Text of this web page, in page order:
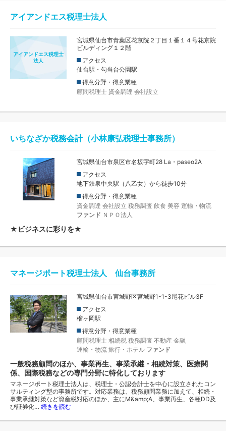
アイアンドエス税理士法人
アイアンドエス税理士
法人
宮城県仙台市青葉区花京院２丁目１番１４号花京院
ビルディング１２階
アクセス
仙台駅・勾当台公園駅
得意分野・得意業種
顧問税理士 資金調達 会社設立
いちなざか税務会計（小林康弘税理士事務所）
宮城県仙台市泉区市名坂字町28 La・paseo2A
アクセス
地下鉄泉中央駅（八乙女）から徒歩10分
得意分野・得意業種
資金調達 会社設立 税務調査 飲食 美容 運輸・物流
ファンド ＮＰＯ法人
★ビジネスに彩りを★
マネージポート税理士法人 仙台事務所
宮城県仙台市宮城野区宮城野1-1-3尾花ビル3F
アクセス
榴ヶ岡駅
得意分野・得意業種
顧問税理士 相続税 税務調査 不動産 金融
運輸・物流 旅行・ホテル ファンド
一般税務顧問のほか、事業再生、事業承継・相続対策、医療関
係、国際税務などの専門分野に特化しております
マネージポート税理士法人は、税理士・公認会計士を中心に設立されたコン
サルティング型の事務所です。対応業務は、税務顧問業務に加えて、相続・
事業承継対策など資産税対応のほか、主にM&amp;A、事業再生、各種DD及
び証券化… 続きを読む